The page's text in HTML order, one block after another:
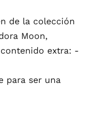
de la colección
Moon,
extra: -
para ser una